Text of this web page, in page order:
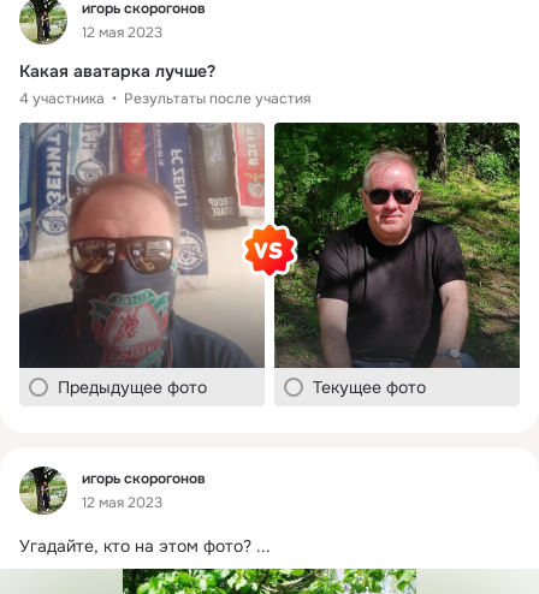
Фид
игорь скорогонов
12 мая 2023
Какая аватарка лучше?
4 участника Результаты после участия
Предыдущее фото Текущее фото
Фид
игорь скорогонов
12 мая 2023
Угадайте, кто на этом фото? ...